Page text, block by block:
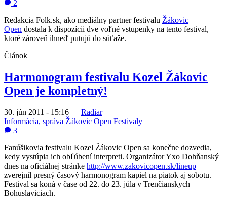
2
Redakcia Folk.sk, ako mediálny partner festivalu Žákovic
Open dostala k dispozícii dve voľné vstupenky na tento festival,
ktoré zároveň ihneď putujú do súťaže.
Článok
Harmonogram festivalu Kozel Žákovic
Open je kompletný!
30. jún 2011 - 15:16 — Radiar
Informácia, správa Žákovic Open Festivaly
3
Fanúšikovia festivalu Kozel Žákovic Open sa konečne dozvedia,
kedy vystúpia ich obľúbení interpreti. Organizátor Yxo Dohňanský
dnes na oficiálnej stránke http://www.zakovicopen.sk/lineup
zverejnil presný časový harmonogram kapiel na piatok aj sobotu.
Festival sa koná v čase od 22. do 23. júla v Trenčianskych
Bohuslaviciach.